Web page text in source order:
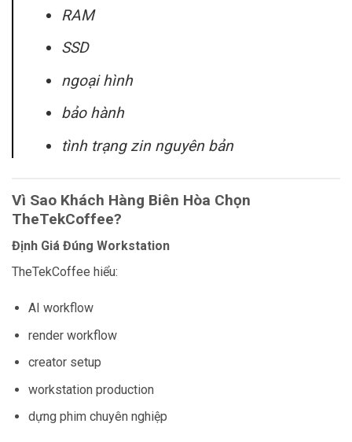
RAM
SSD
ngoại hình
bảo hành
tình trạng zin nguyên bản
Vì Sao Khách Hàng Biên Hòa Chọn
TheTekCoffee?
Định Giá Đúng Workstation
TheTekCoffee hiểu:
AI workflow
render workflow
creator setup
workstation production
dựng phim chuyên nghiệp